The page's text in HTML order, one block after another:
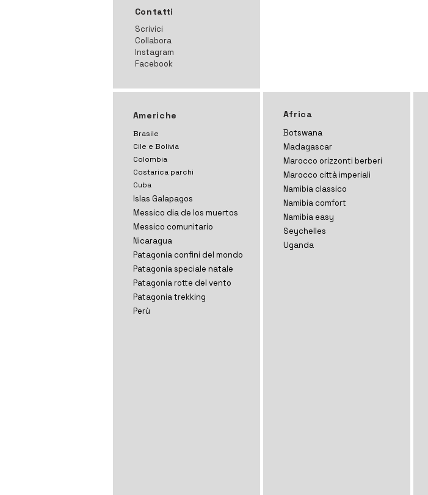
Contatti
Scrivici
Collabora
Instagram
Facebook
Americhe
Brasile
Cile e Bolivia
Colombia
Costarica parchi
Cuba
Islas Galapagos
Messico dia de los muertos
Messico comunitario
Nicaragua
Patagonia confini del mondo
Patagonia speciale natale
Patagonia rotte del vento
Patagonia trekking
Perù
Africa
Botswana
Madagascar
Marocco orizzonti berberi
Marocco città imperiali
Namibia classico
Namibia comfort
Namibia easy
Seychelles
Uganda